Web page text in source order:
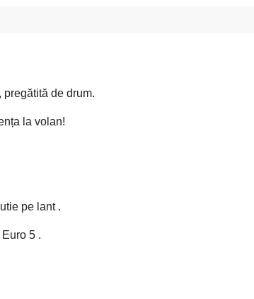
de drum.
la volan!
pe lant .
5 .